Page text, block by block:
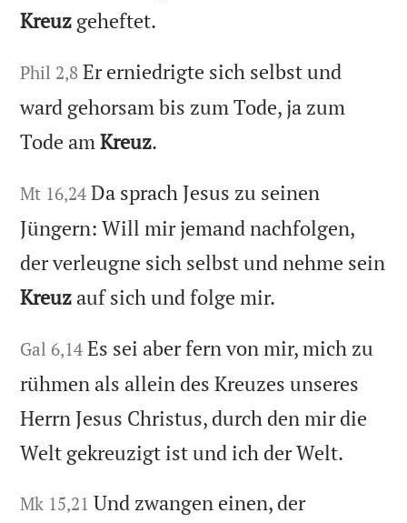
Kreuz geheftet.
Phil 2,8 Er erniedrigte sich selbst und
ward gehorsam bis zum Tode, ja zum
Tode amKreuz.
Mt 16,24 Da sprach Jesus zu seinen
Jüngern: Will mir jemand nachfolgen,
der verleugne sich selbst und nehme sein
Kreuz auf sich und folge mir.
Gal 6,14 Es sei aber fern von mir, mich zu
rühmen als allein des Kreuzes unseres
Herrn Jesus Christus, durch den mir die
Welt gekreuzigt ist und ich der Welt.
Mk 15,21 Und zwangen einen, der